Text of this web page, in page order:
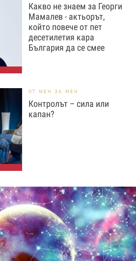
Какво не знаем за Георги
Мамалев - актьорът,
който повече от пет
десетилетия кара
България да се смее
ОТ МЕН ЗА МЕН
Контролът – сила или
капан?